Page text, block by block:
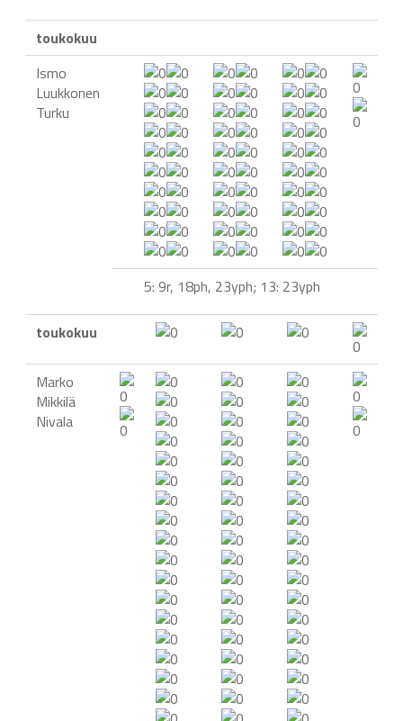
toukokuu
Ismo
Luukkonen
Turku
5: 9r, 18ph, 23yph; 13: 23yph
toukokuu
Marko
Mikkilä
Nivala